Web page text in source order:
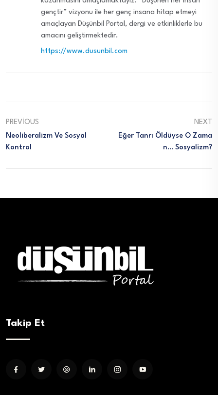
gençtir” vizyonu ile her genç insana hitap etmeyi
amaçlayan Düşünbil Portal, dergi ve etkinliklerle bu
amacını geliştirmektedir.
https://www.dusunbil.com
PREVIOUS
Neoliberalizm Ve Sosyal
Kontrol
NEXT
Eğer Tanrı Öldüyse O Zama
N… Sosyalizm?
Takip Et